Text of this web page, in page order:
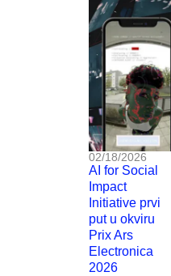
02/18/2026
AI for Social
Impact
Initiative prvi
put u okviru
Prix Ars
Electronica
2026